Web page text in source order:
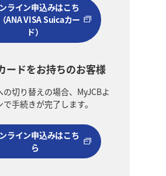
ライン申込みはこち
ANA VISA Suicaカー
ド）
ードをお持ちのお客様
の切り替えの場合、MyJCBよ
手続きが完了します。
ライン申込みはこち
ら